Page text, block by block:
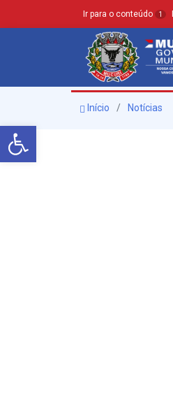
Barra de Ferramentas Aberta
Ir para o conteúdo 1
Início Notícias